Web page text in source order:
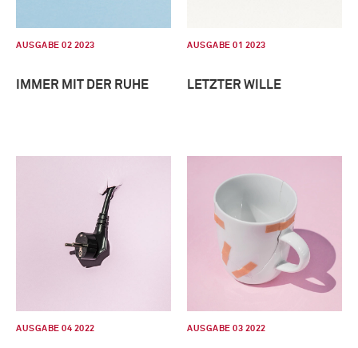
AUSGABE 02 2023
IMMER MIT DER RUHE
AUSGABE 01 2023
LETZTER WILLE
AUSGABE 04 2022 AUSGABE 03 2022